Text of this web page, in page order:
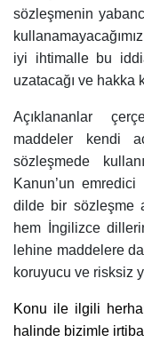
sözleşmenin
iyi ihtimalle bu
uzatacağı ve hakka
Açıklananlar
maddeler kendi
sözleşmede
Kanun’un
dilde bir sözleşme
hem İngilizce
lehine maddelere
koruyucu ve risksiz
Konu ile ilgili
halinde bizimle